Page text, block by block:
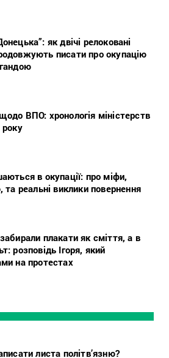
як двічі релоковані
писати про окупацію
ВПО: хронологія міністерств
в окупації: про міфи,
та реальні виклики повернення
плакати як сміття, а в
розповідь Ігоря, який
на протестах
листа політв’язню?